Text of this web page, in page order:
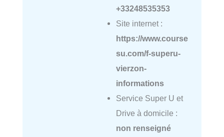
+33248535353
Site internet :
https://www.course
su.com/f-superu-
vierzon-
informations
Service Super U et
Drive à domicile :
non renseigné